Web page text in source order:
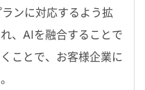
ンに対応するよう拡
、AIを融合することで
ことで、お客様企業に